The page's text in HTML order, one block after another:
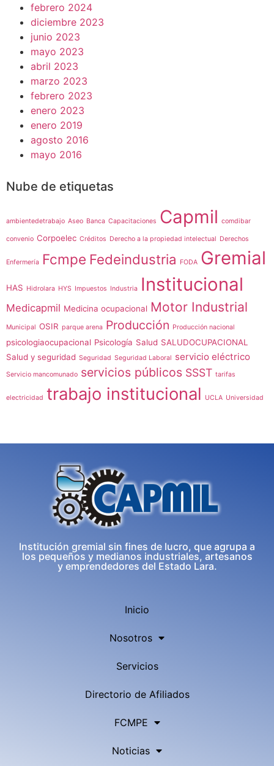
febrero 2024
diciembre 2023
junio 2023
mayo 2023
abril 2023
marzo 2023
febrero 2023
enero 2023
enero 2019
agosto 2016
mayo 2016
Nube de etiquetas
ambientedetrabajo Aseo Banca Capacitaciones Capmil comdibar
convenio Corpoelec Créditos Derecho a la propiedad intelectual Derechos
Enfermería Fcmpe Fedeindustria FODA Gremial
HAS Hidrolara HYS Impuestos Industria Institucional
Medicapmil Medicina ocupacional Motor Industrial
Municipal OSIR parque arena Producción Producción nacional
psicologiaocupacional Psicología Salud SALUDOCUPACIONAL
Salud y seguridad Seguridad Seguridad Laboral servicio eléctrico
Servicio mancomunado servicios públicos SSST tarifas
electricidad trabajo institucional UCLA Universidad
Institución gremial sin fines de lucro, que agrupa a
los pequeños y medianos industriales, artesanos
y emprendedores del Estado Lara.
Inicio
Nosotros
Servicios
Directorio de Afiliados
FCMPE
Noticias